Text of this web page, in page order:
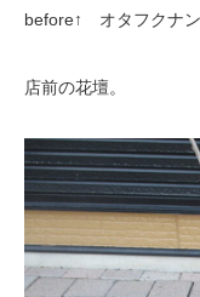
before↑ オタフクナン
店前の花壇。